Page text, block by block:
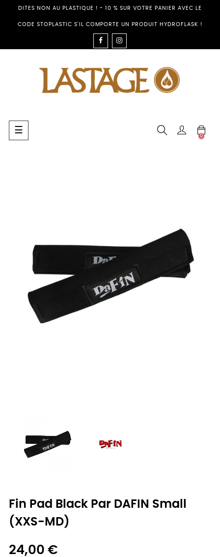
DITES NON AU PLASTIQUE ! - 10 % SUR VOTRE PANIER AVEC LE
CODE STOPLASTIC S'IL COMPORTE UN PRODUIT HYDROFLASK !
FACEBOOK
Umschalten
der
☰
0
Fin Pad Black Par DAFIN Small
(XXS-MD)
24,00 €